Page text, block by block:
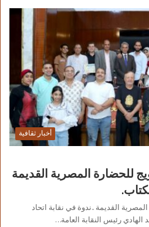
أخبار ثقافية
للحضارة المصرية القديمة
القديمة ..ندوة في نقابة اتحاد
الهادي رئيس النقابة العامة…